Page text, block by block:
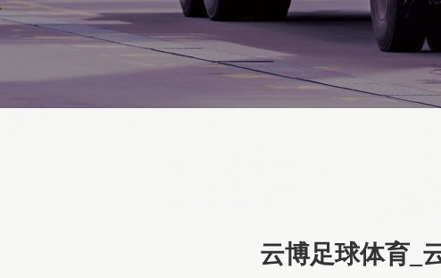
云博足球体育_